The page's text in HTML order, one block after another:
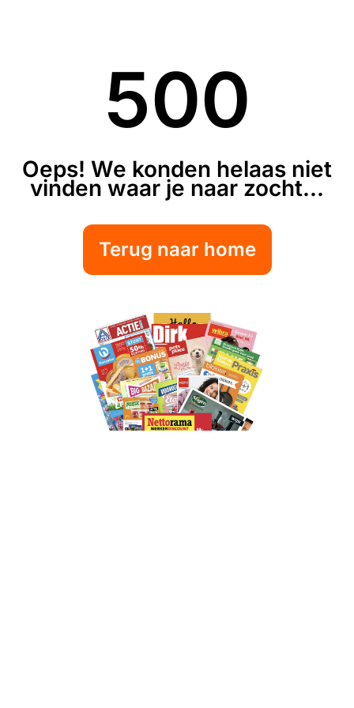
500
Oeps! We konden helaas niet
vinden waar je naar zocht...
Terug naar home